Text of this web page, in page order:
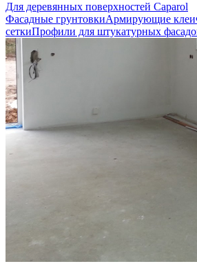
Для деревянных поверхностей Caparol
Фасадные грунтовкиАрмирующие клеи
сеткиПрофили для штукатурных